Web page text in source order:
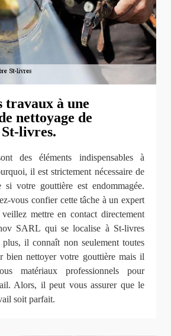
travaux à une
nettoyage de
livres.
des éléments indispensables à
il est strictement nécessaire de
si votre gouttière est endommagée.
vous confier cette tâche à un expert
mettre en contact directement
SARL qui se localise à St-livres
il connaît non seulement toutes
bien nettoyer votre gouttière mais il
matériaux professionnels pour
Alors, il peut vous assurer que le
soit parfait.